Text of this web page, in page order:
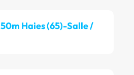
50m Haies (65)-Salle /